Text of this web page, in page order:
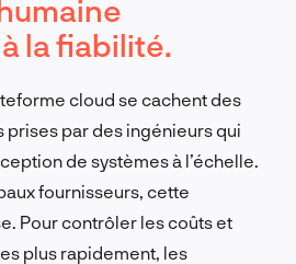
la fiabilité.
cloud se cachent des
par des ingénieurs qui
de systèmes à l’échelle.
fournisseurs, cette
Pour contrôler les coûts et
plus rapidement, les